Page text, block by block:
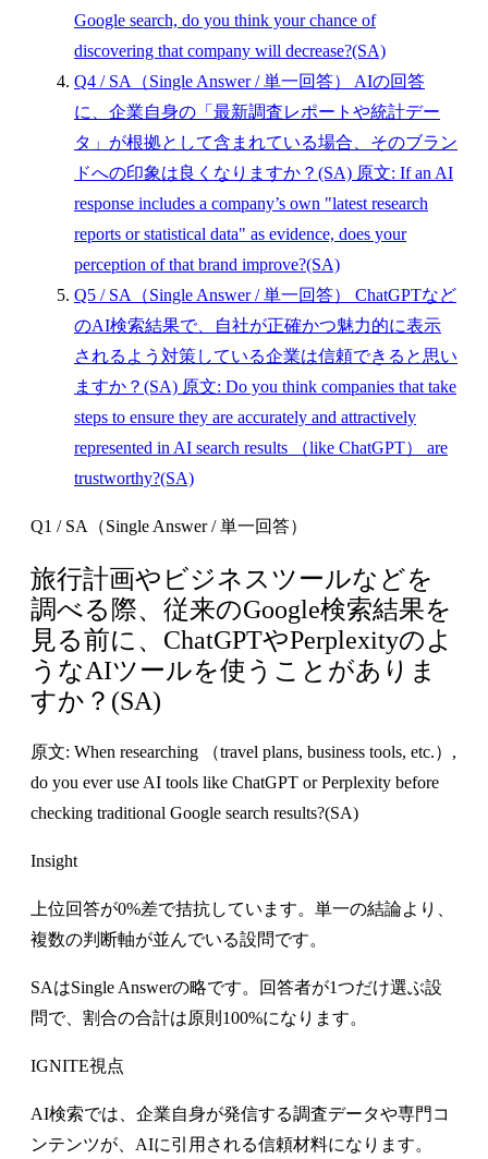
Google search, do you think your chance of
discovering that company will decrease?(SA)
Q4 / SA（Single Answer / 単一回答） AIの回答
に、企業自身の「最新調査レポートや統計デー
タ」が根拠として含まれている場合、そのブラン
ドへの印象は良くなりますか？(SA) 原文: If an AI
response includes a company’s own "latest research
reports or statistical data" as evidence, does your
perception of that brand improve?(SA)
Q5 / SA（Single Answer / 単一回答） ChatGPTなど
のAI検索結果で、自社が正確かつ魅力的に表示
されるよう対策している企業は信頼できると思い
ますか？(SA) 原文: Do you think companies that take
steps to ensure they are accurately and attractively
represented in AI search results （like ChatGPT） are
trustworthy?(SA)
Q1 / SA（Single Answer / 単一回答）
旅行計画やビジネスツールなどを
調べる際、従来のGoogle検索結果を
見る前に、ChatGPTやPerplexityのよ
うなAIツールを使うことがありま
すか？(SA)
原文: When researching （travel plans, business tools, etc.）,
do you ever use AI tools like ChatGPT or Perplexity before
checking traditional Google search results?(SA)
Insight
上位回答が0%差で拮抗しています。単一の結論より、
複数の判断軸が並んでいる設問です。
SAはSingle Answerの略です。回答者が1つだけ選ぶ設
問で、割合の合計は原則100%になります。
IGNITE視点
AI検索では、企業自身が発信する調査データや専門コ
ンテンツが、AIに引用される信頼材料になります。